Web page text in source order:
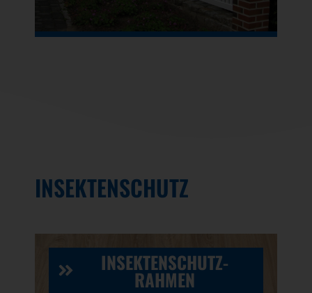
INSEKTENSCHUTZ
INSEKTENSCHUTZ-
RAHMEN